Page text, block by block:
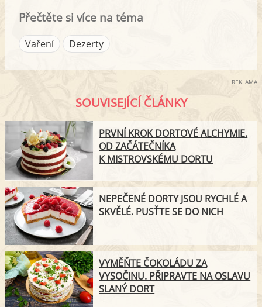
Přečtěte si více na téma
Vaření Dezerty
REKLAMA
SOUVISEJÍCÍ ČLÁNKY
PRVNÍ KROK DORTOVÉ ALCHYMIE.
OD ZAČÁTEČNÍKA
K MISTROVSKÉMU DORTU
NEPEČENÉ DORTY JSOU RYCHLÉ A
SKVĚLÉ. PUSŤTE SE DO NICH
VYMĚŇTE ČOKOLÁDU ZA
VYSOČINU. PŘIPRAVTE NA OSLAVU
SLANÝ DORT